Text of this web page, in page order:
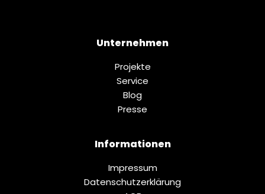
Unternehmen
Projekte
Service
Blog
Presse
Informationen
Impressum
Datenschutz­erklärung